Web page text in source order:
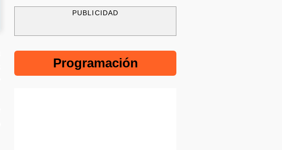
PUBLICIDAD
Programación